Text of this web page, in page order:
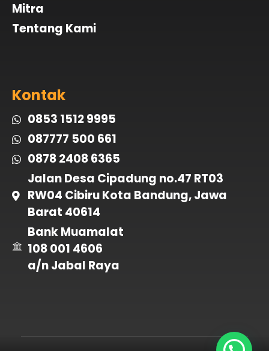
Mitra
Tentang Kami
Kontak
0853 1512 9995
087777 500 661
0878 2408 6365
Jalan Desa Cipadung no.47 RT03
RW04 Cibiru Kota Bandung, Jawa
Barat 40614
Bank Muamalat
108 001 4606
a/n Jabal Raya